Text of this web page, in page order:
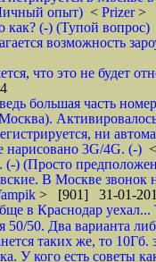
опыт) < Prizer>
как? (-) (Тупой вопрос)
возможность
что это не будет
большая часть
ни
нарисовано 3G/4G. (-)
) (Просто
В Москве звонок
> [901] 31-01-
в Краснодар
50/50. Два варианта
таких же, то
У кого есть советы